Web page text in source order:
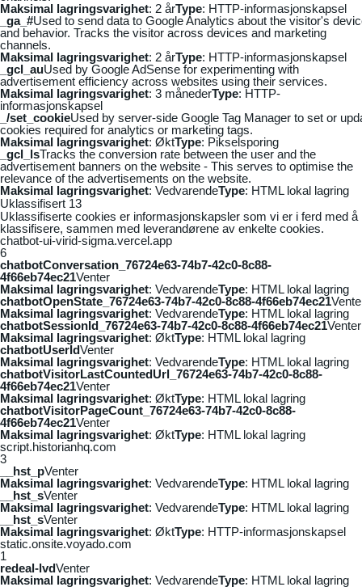
Maksimal lagringsvarighet: 2 årType: HTTP-informasjonskapsel
_ga_#Used to send data to Google Analytics about the visitor's
and behavior. Tracks the visitor across devices and marketing
channels.
Maksimal lagringsvarighet: 2 årType: HTTP-informasjonskapsel
_gcl_auUsed by Google AdSense for experimenting with
advertisement efficiency across websites using their services.
Maksimal lagringsvarighet: 3 månederType: HTTP-
informasjonskapsel
_/set_cookieUsed by server-side Google Tag Manager to set or
cookies required for analytics or marketing tags.
Maksimal lagringsvarighet: ØktType: Pikselsporing
_gcl_lsTracks the conversion rate between the user and the
advertisement banners on the website - This serves to optimise the
relevance of the advertisements on the website.
Maksimal lagringsvarighet: VedvarendeType: HTML lokal lagring
Uklassifisert 13
Uklassifiserte cookies er informasjonskapsler som vi er i ferd med å
klassifisere, sammen med leverandørene av enkelte cookies.
chatbot-ui-virid-sigma.vercel.app
6
chatbotConversation_76724e63-74b7-42c0-8c88-
4f66eb74ec21Venter
Maksimal lagringsvarighet: VedvarendeType: HTML lokal lagring
chatbotOpenState_76724e63-74b7-42c0-8c88-4f66eb74ec21
Maksimal lagringsvarighet: VedvarendeType: HTML lokal lagring
chatbotSessionId_76724e63-74b7-42c0-8c88-4f66eb74ec21Venter
Maksimal lagringsvarighet: ØktType: HTML lokal lagring
chatbotUserIdVenter
Maksimal lagringsvarighet: VedvarendeType: HTML lokal lagring
chatbotVisitorLastCountedUrl_76724e63-74b7-42c0-8c88-
4f66eb74ec21Venter
Maksimal lagringsvarighet: ØktType: HTML lokal lagring
chatbotVisitorPageCount_76724e63-74b7-42c0-8c88-
4f66eb74ec21Venter
Maksimal lagringsvarighet: ØktType: HTML lokal lagring
script.historianhq.com
3
__hst_pVenter
Maksimal lagringsvarighet: VedvarendeType: HTML lokal lagring
__hst_sVenter
Maksimal lagringsvarighet: VedvarendeType: HTML lokal lagring
__hst_sVenter
Maksimal lagringsvarighet: ØktType: HTTP-informasjonskapsel
static.onsite.voyado.com
1
redeal-lvdVenter
Maksimal lagringsvarighet: VedvarendeType: HTML lokal lagring